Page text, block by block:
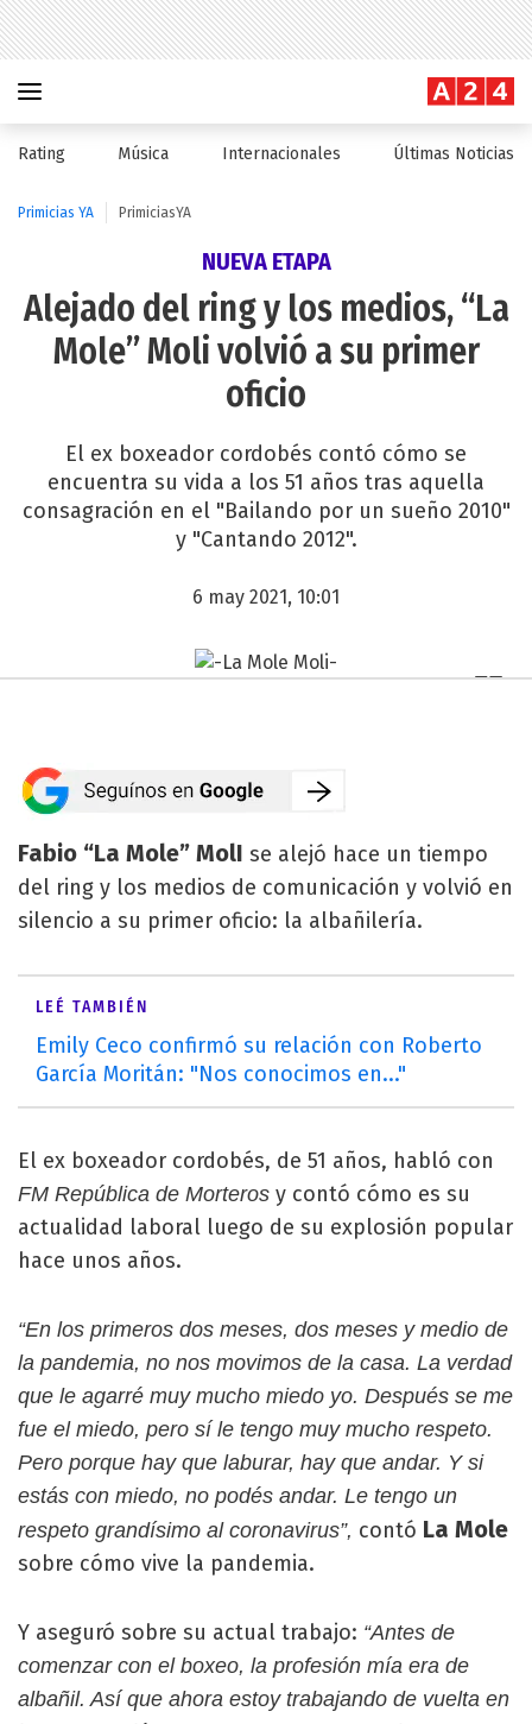
Rating Música Internacionales Últimas Noticias
Primicias YA PrimiciasYA
NUEVA ETAPA
Alejado del ring y los medios, “La
Mole” Moli volvió a su primer
oficio
El ex boxeador cordobés contó cómo se
encuentra su vida a los 51 años tras aquella
consagración en el "Bailando por un sueño 2010"
y "Cantando 2012".
6 may 2021, 10:01
Fabio “La Mole” MolI se alejó hace un tiempo
del ring y los medios de comunicación y volvió en
silencio a su primer oficio: la albañilería.
LEÉ TAMBIÉN
Emily Ceco confirmó su relación con Roberto
García Moritán: "Nos conocimos en..."
El ex boxeador cordobés, de 51 años, habló con
FM República de Morteros y contó cómo es su
actualidad laboral luego de su explosión popular
hace unos años.
“En los primeros dos meses, dos meses y medio de
la pandemia, no nos movimos de la casa. La verdad
que le agarré muy mucho miedo yo. Después se me
fue el miedo, pero sí le tengo muy mucho respeto.
Pero porque hay que laburar, hay que andar. Y si
estás con miedo, no podés andar. Le tengo un
respeto grandísimo al coronavirus”, contó La Mole
sobre cómo vive la pandemia.
Y aseguró sobre su actual trabajo: “Antes de
comenzar con el boxeo, la profesión mía era de
albañil. Así que ahora estoy trabajando de vuelta en